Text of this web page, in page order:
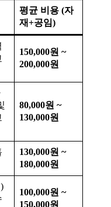
평균 비용 (자
재+공임)
150,000원 ~
200,000원
80,000원 ~
130,000원
130,000원 ~
180,000원
100,000원 ~
150,000원